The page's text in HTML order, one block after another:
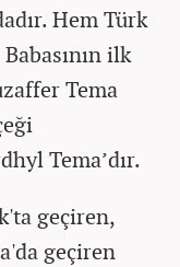
Hem Türk
ilk
Tema
Tema’dır.
geçiren,
geçiren